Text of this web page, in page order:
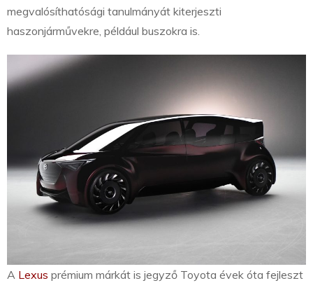
megvalósíthatósági tanulmányát kiterjeszti
haszonjárművekre, például buszokra is.
A Lexus prémium márkát is jegyző Toyota évek óta fejleszt